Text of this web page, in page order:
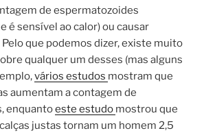
de espermatozoides
é sensível ao calor) ou causar
que podemos dizer, existe muito
qualquer um desses (mas alguns
vários estudos mostram que
aumentam a contagem de
enquantoeste estudo mostrou que
justas tornam um homem 2,5